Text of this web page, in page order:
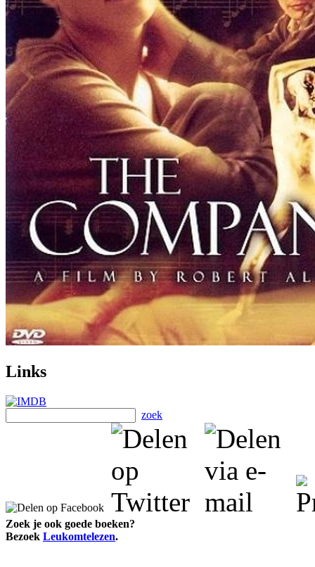
Links
zoek
Zoek je ook goede boeken?
Bezoek Leukomtelezen.